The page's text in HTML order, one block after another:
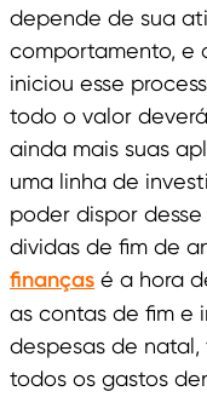
depende de sua
comportamento, e
iniciou esse
todo o valor
ainda mais suas
uma linha de
poder dispor
dividas de fim de
finanças é a hora
as contas de fim e
despesas de
todos os gastos